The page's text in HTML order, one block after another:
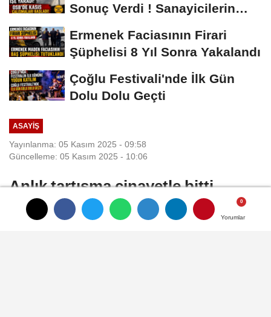
Yorumlar
Yorumlar
Sonuç Verdi ! Sanayicilerin
Ermenek Faciasının Firari
Şüphelisi 8 Yıl Sonra Yakalandı
Çoğlu Festivali'nde İlk Gün
Dolu Dolu Geçti
ASAYIŞ
Yayınlanma: 05 Kasım 2025 - 09:58
Güncelleme: 05 Kasım 2025 - 10:06
Anlık tartışma cinayetle bitti,
şüpheli tutuklandı
Yorumlar